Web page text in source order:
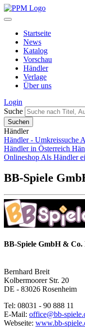
Startseite
News
Katalog
Vorschau
Händler
Verlage
Über uns
Login
Suche
Händler
Händler - Umkreissuche
Händler in Österreich
Onlineshop Als Händler
BB-Spiele
BB-Spiele GmbH & Co.
Bernhard Breit
Kolbermoorer Str. 20
DE - 83026 Rosenheim
Tel: 08031 - 90 888 11
E-Mail: office@bb-
Webseite: www.bb-